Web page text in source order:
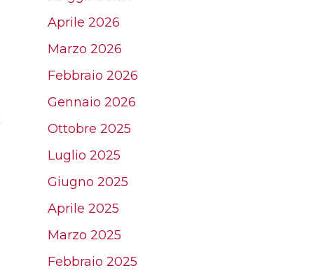
Aprile 2026
Marzo 2026
Febbraio 2026
Gennaio 2026
Ottobre 2025
Luglio 2025
Giugno 2025
Aprile 2025
Marzo 2025
Febbraio 2025